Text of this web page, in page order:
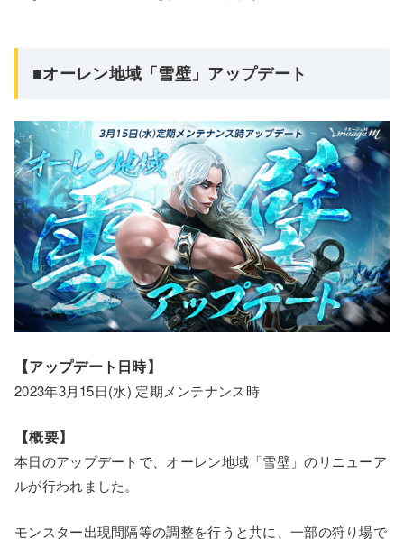
■オーレン地域「雪壁」アップデート
【アップデート日時】
2023年3月15日(水) 定期メンテナンス時
【概要】
本日のアップデートで、オーレン地域「雪壁」のリニューア
ルが行われました。
モンスター出現間隔等の調整を行うと共に、一部の狩り場で